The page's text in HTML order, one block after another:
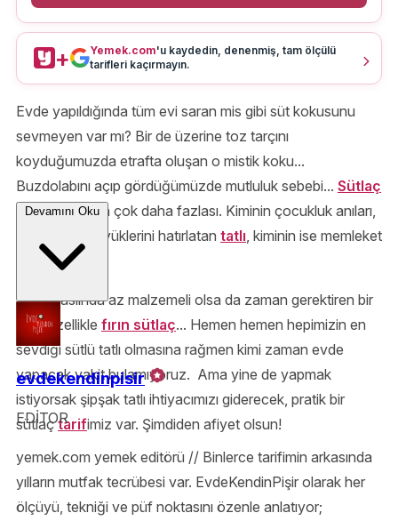
+ Yemek.com'u kaydedin, denenmiş, tam ölçülü
tarifleri kaçırmayın.
Evde yapıldığında tüm evi saran mis gibi süt kokusunu
sevmeyen var mı? Bir de üzerine toz tarçını
koyduğumuzda etrafta oluşan o mistik koku...
Buzdolabını açıp gördüğümüzde mutluluk sebebi... Sütlaç
aslında tatlıdan çok daha fazlası. Kiminin çocukluk anıları,
kiminin aile büyüklerini hatırlatan tatlı, kiminin ise memleket
özlemi...
Sütlaç aslında az malzemeli olsa da zaman gerektiren bir
tatlı. Özellikle fırın sütlaç... Hemen hemen hepimizin en
sevdiği sütlü tatlı olmasına rağmen kimi zaman evde
yapacak vakit bulamıyoruz. Ama yine de yapmak
istiyorsak şipşak tatlı ihtiyacımızı giderecek, pratik bir
sütlaçtarifimiz var. Şimdiden afiyet olsun!
Devamını Oku
evdekendinpisir
EDİTOR
yemek.com yemek editörü // Binlerce tarifimin arkasında
yılların mutfak tecrübesi var. EvdeKendinPişir olarak her
ölçüyü, tekniği ve püf noktasını özenle anlatıyor;